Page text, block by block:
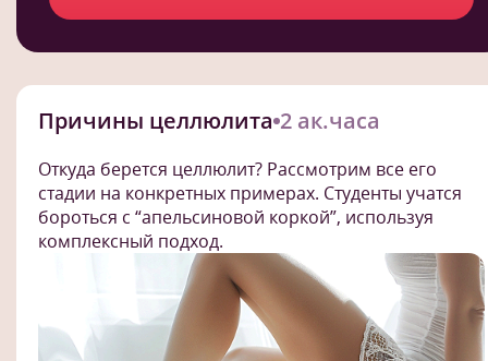
Причины целлюлита 2 ак.часа
Откуда берется целлюлит? Рассмотрим все его
стадии на конкретных примерах. Студенты учатся
бороться с “апельсиновой коркой”, используя
комплексный подход.